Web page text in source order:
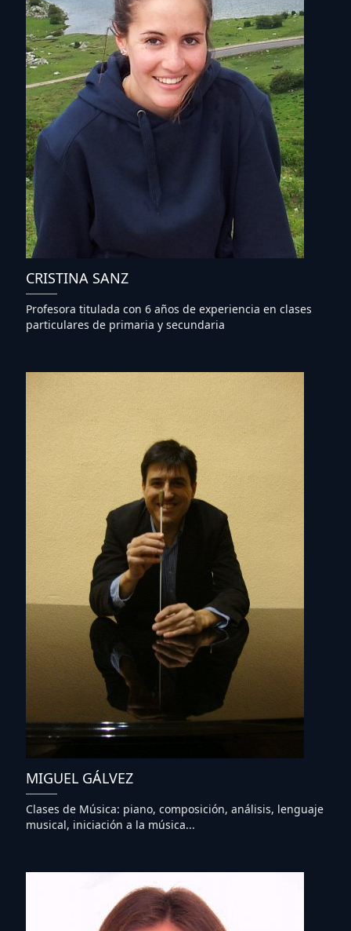
CRISTINA SANZ
Profesora titulada con 6 años de experiencia en clases
particulares de primaria y secundaria
MIGUEL GÁLVEZ
Clases de Música: piano, composición, análisis, lenguaje
musical, iniciación a la música...